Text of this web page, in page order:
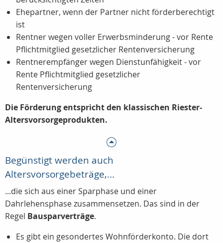
Ehepartner, wenn der Partner nicht förderberechtigt
ist
Rentner wegen voller Erwerbsminderung - vor Rente
Pflichtmitglied gesetzlicher Rentenversicherung
Rentnerempfänger wegen Dienstunfähigkeit - vor
Rente Pflichtmitglied gesetzlicher
Rentenversicherung
Die Förderung entspricht den klassischen Riester-
Altersvorsorgeprodukten.
Begünstigt werden auch
Altersvorsorgebeträge,...
...die sich aus einer Sparphase und einer
Dahrlehensphase zusammensetzen. Das sind in der
Regel Bausparverträge.
Es gibt ein gesondertes Wohnförderkonto. Die dort